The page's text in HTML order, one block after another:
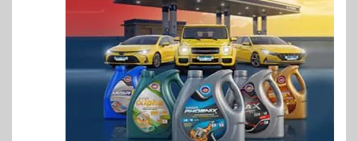
بيان توضيحي صادر عن شركة
ناتجاس
9
سوق وصلة
vivo تشعل المنافسة في مصر
مع إطلاق Y500 المزود ببطارية
بسعة 8100 مللي أمبير